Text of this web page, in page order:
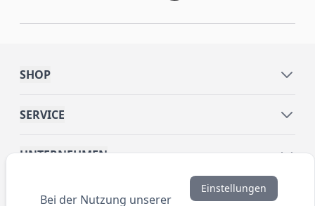
SHOP
SERVICE
UNTERNEHMEN
INFORMATIONEN
Bei der Nutzung unserer
Einstellungen